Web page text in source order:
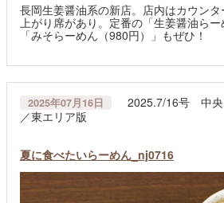
長岡生姜醤油系の新店。店内はカウン
上がり席があり。定番の「生姜醤油らー
「みそらーめん（980円）」もぜひ！
2025年07月16日
2025.7/16号 中央
／東エリア版
夏に食べたいらーめん_nj0716